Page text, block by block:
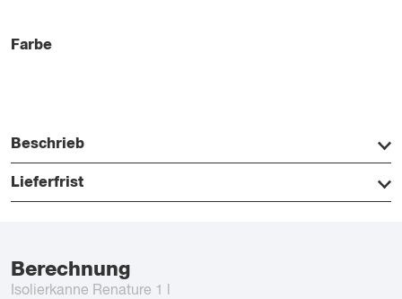
Farbe
Beschrieb
Lieferfrist
Berechnung
Isolierkanne Renature 1 l